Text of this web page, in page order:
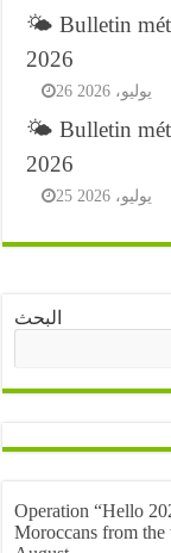
🌤️ Bulletin
2026
26 يوليو، 2026
🌤️ Bulletin
2026
25 يوليو، 2026
البحث
Operation “Hello
Moroccans from